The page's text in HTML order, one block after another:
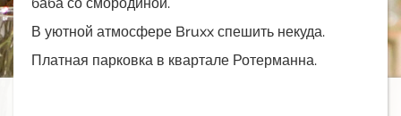
В уютной атмосфере Bruxx спешить некуда.
Платная парковка в квартале Ротерманна.